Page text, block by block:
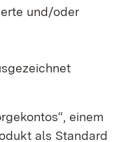
und/oder
einem
als Standard